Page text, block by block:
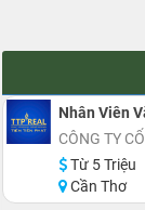
Nhân Viên
Từ 5 Triệu
Cần Thơ